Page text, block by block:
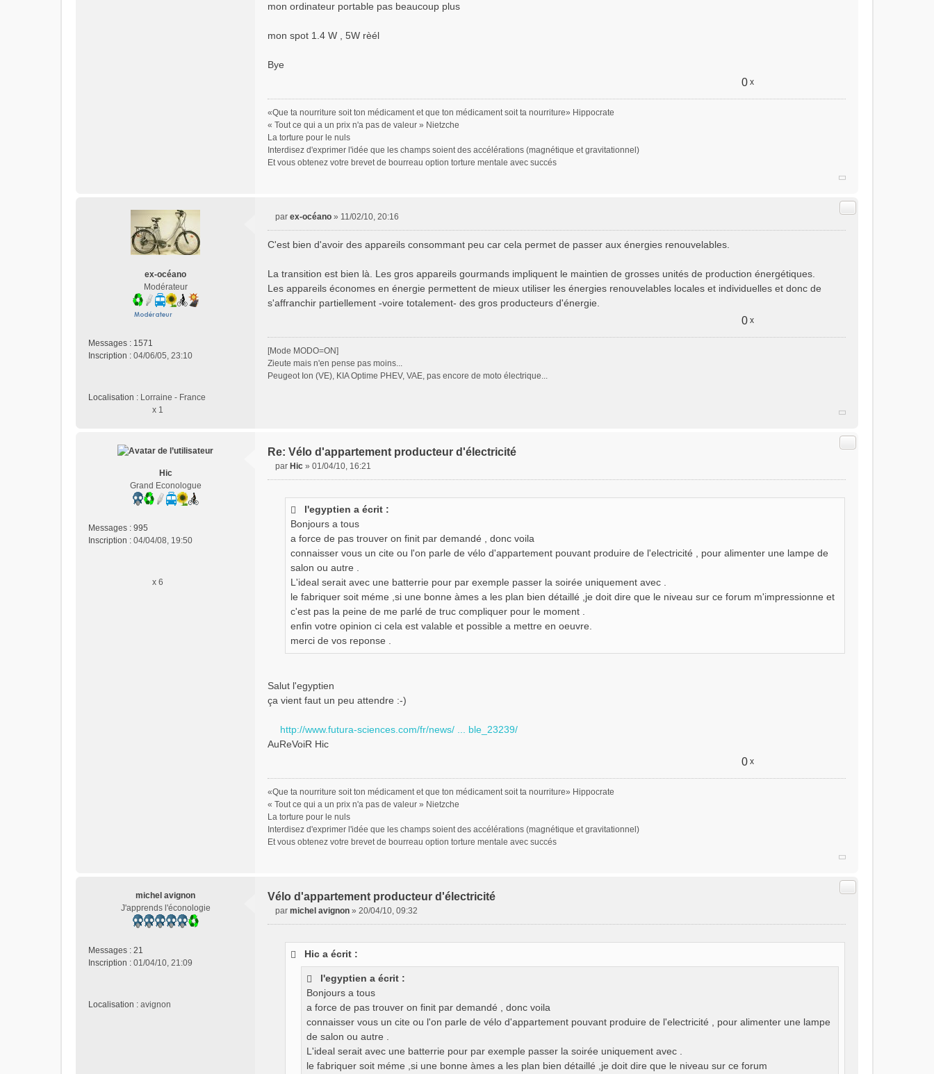
mon ordinateur portable pas beaucoup plus
mon spot 1.4 W , 5W rèél
Bye
0 x
«Que ta nourriture soit ton médicament et que ton médicament soit ta nourriture» Hippocrate
« Tout ce qui a un prix n'a pas de valeur » Nietzche
La torture pour le nuls
Interdisez d'exprimer l'idée que les champs soient des accélérations (magnétique et gravitationnel)
Et vous obtenez votre brevet de bourreau option torture mentale avec succés
ex-océano
Modérateur
Messages : 1571
Inscription : 04/06/05, 23:10
Localisation : Lorraine - France
x 1
Citer
s
a
g
e
n
l
u
par ex-océano » 11/02/10, 20:16
C'est bien d'avoir des appareils consommant peu car cela permet de passer aux énergies renouvelables.
La transition est bien là. Les gros appareils gourmands impliquent le maintien de grosses unités de production énergétiques.
Les appareils économes en énergie permettent de mieux utiliser les énergies renouvelables locales et individuelles et donc de
s'affranchir partiellement -voire totalement- des gros producteurs d'énergie.
0 x
[Mode MODO=ON]
Zieute mais n'en pense pas moins...
Peugeot Ion (VE), KIA Optime PHEV, VAE, pas encore de moto électrique...
Hic
Grand Econologue
Messages : 995
Inscription : 04/04/08, 19:50
x 6
Re: Vélo d'appartement producteur d'électricité
Citer
par Hic » 01/04/10, 16:21
l'egyptien a écrit :
Bonjours a tous
a force de pas trouver on finit par demandé , donc voila
connaisser vous un cite ou l'on parle de vélo d'appartement pouvant produire de l'electricité , pour alimenter une lampe de
salon ou autre .
L'ideal serait avec une batterrie pour par exemple passer la soirée uniquement avec .
le fabriquer soit méme ,si une bonne àmes a les plan bien détaillé ,je doit dire que le niveau sur ce forum m'impressionne et
c'est pas la peine de me parlé de truc compliquer pour le moment .
enfin votre opinion ci cela est valable et possible a mettre en oeuvre.
merci de vos reponse .
Salut l'egyptien
ça vient faut un peu attendre :-)
http://www.futura-sciences.com/fr/news/ ... ble_23239/
AuReVoiR Hic
0 x
«Que ta nourriture soit ton médicament et que ton médicament soit ta nourriture» Hippocrate
« Tout ce qui a un prix n'a pas de valeur » Nietzche
La torture pour le nuls
Interdisez d'exprimer l'idée que les champs soient des accélérations (magnétique et gravitationnel)
Et vous obtenez votre brevet de bourreau option torture mentale avec succés
michel avignon
J'apprends l'éconologie
Messages : 21
Inscription : 01/04/10, 21:09
Localisation : avignon
Vélo d'appartement producteur d'électricité
Citer
par michel avignon » 20/04/10, 09:32
Hic a écrit :
l'egyptien a écrit :
Bonjours a tous
a force de pas trouver on finit par demandé , donc voila
connaisser vous un cite ou l'on parle de vélo d'appartement pouvant produire de l'electricité , pour alimenter une lampe
de salon ou autre .
L'ideal serait avec une batterrie pour par exemple passer la soirée uniquement avec .
le fabriquer soit méme ,si une bonne àmes a les plan bien détaillé ,je doit dire que le niveau sur ce forum